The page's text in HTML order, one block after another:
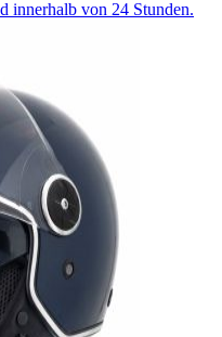
innerhalb von 24 Stunden.